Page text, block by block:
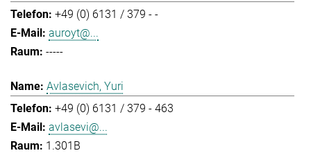
+49 (0) 6131 / 379 - -
auroyt@...
-----
Avlasevich, Yuri
+49 (0) 6131 / 379 - 463
avlasevi@...
1.301B